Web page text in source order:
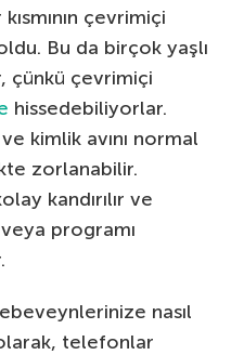
çevrimiçi
Bu da birçok yaşlı
çünkü çevrimiçi
hissedebiliyorlar.
kimlik avını normal
zorlanabilir.
kandırılır ve
programı
nasıl
telefonlar